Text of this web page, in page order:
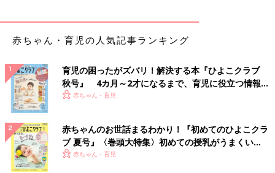
赤ちゃん・育児の人気記事ランキング
育児の困ったがズバリ！解決する本『ひよこクラブ
秋号』 4カ月～2才になるまで、育児に役立つ情報が
いっぱい！
赤ちゃん・育児
赤ちゃんのお世話まるわかり！『初めてのひよこクラ
ブ 夏号』〈巻頭大特集〉初めての授乳がうまくい
く！ おっぱい・ミルクの基本と夏のトラブル 解決テ
赤ちゃん・育児